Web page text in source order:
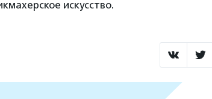
искусство.